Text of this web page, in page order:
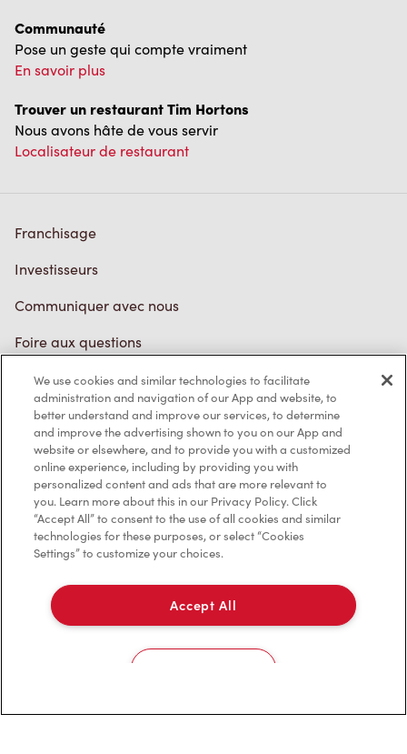
Communauté
Pose un geste qui compte vraiment
En savoir plus
Trouver un restaurant Tim Hortons
Nous avons hâte de vous servir
Localisateur de restaurant
Franchisage
Investisseurs
Communiquer avec nous
Foire aux questions
Politique de confidentialité
Conditions de service
Marques de commerce
Accessibilité
Diagnostic
Contactez-nous
We use cookies and similar technologies to facilitate
administration and navigation of our App and website, to
better understand and improve our services, to determine
and improve the advertising shown to you on our App and
website or elsewhere, and to provide you with a customized
online experience, including by providing you with
personalized content and ads that are more relevant to
you. Learn more about this in our Privacy Policy. Click
“Accept All” to consent to the use of all cookies and similar
technologies for these purposes, or select “Cookies
Settings” to customize your choices.
Accept All